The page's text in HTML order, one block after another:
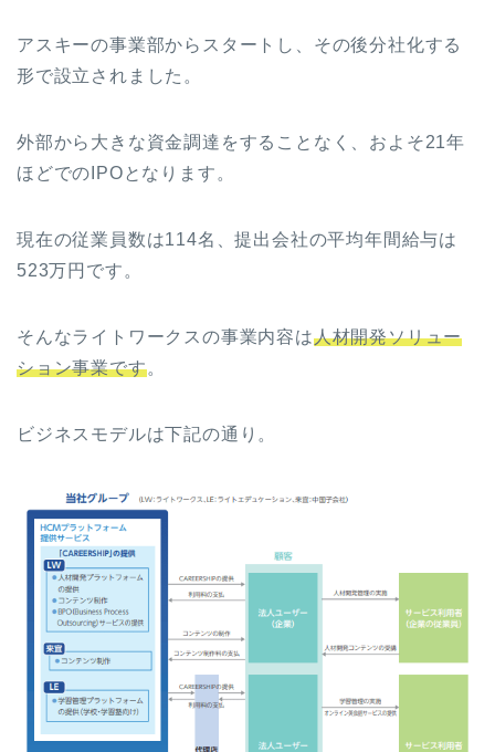
アスキーの事業部からスタートし、その後分社化する
形で設立されました。
外部から大きな資金調達をすることなく、およそ21年
ほどでのIPOとなります。
現在の従業員数は114名、提出会社の平均年間給与は
523万円です。
そんなライトワークスの事業内容は人材開発ソリュー
ション事業です。
ビジネスモデルは下記の通り。